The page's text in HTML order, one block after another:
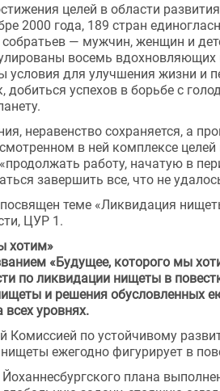
целей в области
2000 года, 189 стран
— мужчин, женщин и
восемь
для улучшения жизни
успехов в борьбе с
неравенство сохраняется, а
в ней комплексе
работу, начатую в
завершить все, что не
теме «Ликвидация
ЦУР 1.
хотим»
«Будущее, которого мы
по ликвидации нищеты в
и решения обусловленных
уровнях.
Комиссией по устойчивому
ежегодно фигурирует в
плана